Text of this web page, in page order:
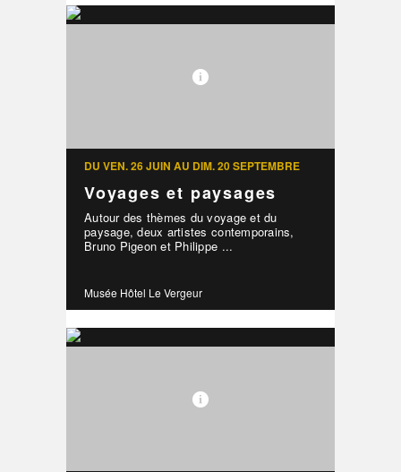
DU VEN. 26 JUIN AU DIM. 20 SEPTEMBRE
Voyages et paysages
Autour des thèmes du voyage et du
paysage, deux artistes contemporains,
Bruno Pigeon et Philippe ...
Musée Hôtel Le Vergeur